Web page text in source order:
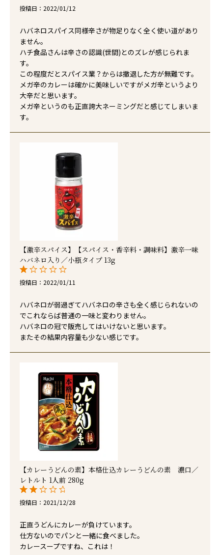
投稿日 2022/01/12
ハバネロスパイス同様辛さが物足りなく全く使い道があり
ません。
ハチ食品さんは辛さの認識(世間)とのズレが感じられま
す。
この程度だとスパイス業？からは撤退した方が無難です。
メガ辛のカレーは確かに美味しいですがメガ辛というより
大辛だと思います。
メガ辛というのも正直誇大ネーミングだと感じてしまいま
す。
【激辛スパイス】【スパイス・香辛料・調味料】激辛一味
ハバネロ入り／小瓶タイプ 13g
投稿日 2022/01/11
ハバネロが弱過ぎてハバネロの辛さも全く感じられないの
でこれならば普通の一味と変わりません。
ハバネロの冠で販売してはいけないと思います。
またその結果内容量も少ない感じです。
【カレーうどんの素】本格仕込カレーうどんの素 濃口／
レトルト 1人前 280g
投稿日 2021/12/28
正直うどんにカレーが負けています。
仕方ないのでパンと一緒に食べました。
カレースープですね、これは！